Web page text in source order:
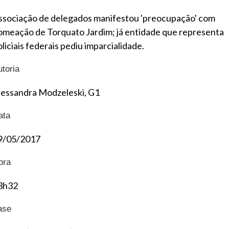
de delegados manifestou 'preocupação' com
de Torquato Jardim; já entidade que representa
federais pediu imparcialidade.
Modzeleski, G1
05/2017